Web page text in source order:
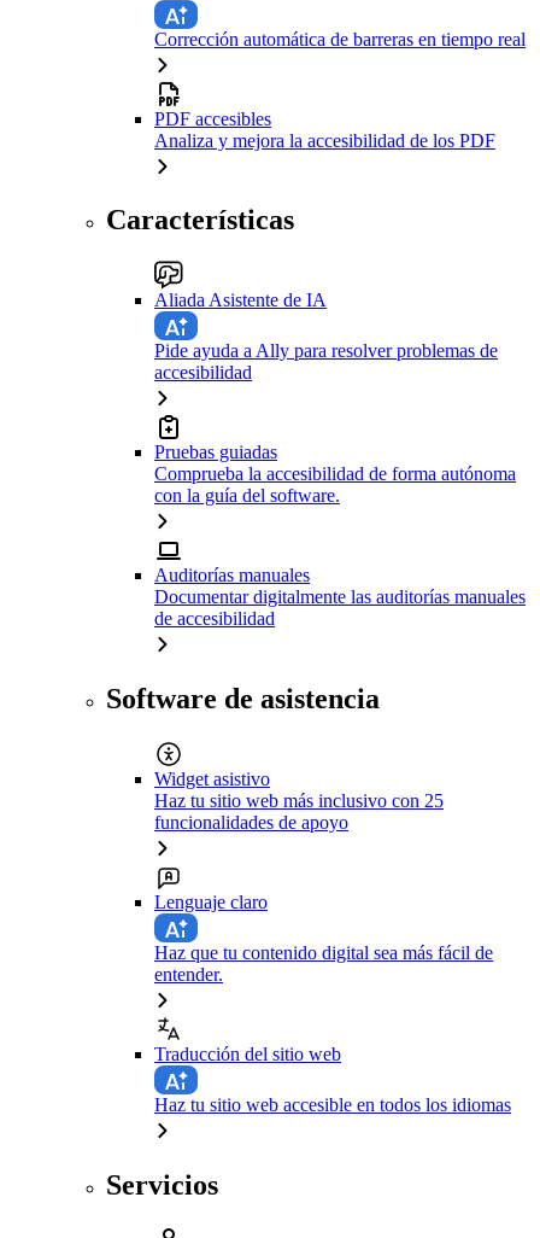
Corrección automática de barreras en tiempo real
PDF accesibles
Analiza y mejora la accesibilidad de los PDF
Características
Aliada Asistente de IA
Pide ayuda a Ally para resolver problemas de
accesibilidad
Pruebas guiadas
Comprueba la accesibilidad de forma autónoma
con la guía del software.
Auditorías manuales
Documentar digitalmente las auditorías manuales
de accesibilidad
Software de asistencia
Widget asistivo
Haz tu sitio web más inclusivo con 25
funcionalidades de apoyo
Lenguaje claro
Haz que tu contenido digital sea más fácil de
entender.
Traducción del sitio web
Haz tu sitio web accesible en todos los idiomas
Servicios